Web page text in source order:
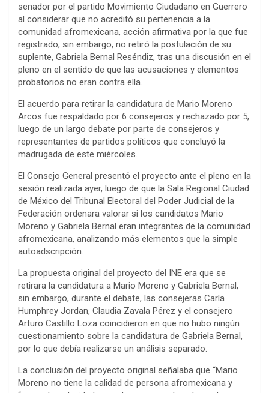
senador por el partido Movimiento Ciudadano en Guerrero
al considerar que no acreditó su pertenencia a la
comunidad afromexicana, acción afirmativa por la que fue
registrado; sin embargo, no retiró la postulación de su
suplente, Gabriela Bernal Reséndiz, tras una discusión en el
pleno en el sentido de que las acusaciones y elementos
probatorios no eran contra ella.
El acuerdo para retirar la candidatura de Mario Moreno
Arcos fue respaldado por 6 consejeros y rechazado por 5,
luego de un largo debate por parte de consejeros y
representantes de partidos políticos que concluyó la
madrugada de este miércoles.
El Consejo General presentó el proyecto ante el pleno en la
sesión realizada ayer, luego de que la Sala Regional Ciudad
de México del Tribunal Electoral del Poder Judicial de la
Federación ordenara valorar si los candidatos Mario
Moreno y Gabriela Bernal eran integrantes de la comunidad
afromexicana, analizando más elementos que la simple
autoadscripción.
La propuesta original del proyecto del INE era que se
retirara la candidatura a Mario Moreno y Gabriela Bernal,
sin embargo, durante el debate, las consejeras Carla
Humphrey Jordan, Claudia Zavala Pérez y el consejero
Arturo Castillo Loza coincidieron en que no hubo ningún
cuestionamiento sobre la candidatura de Gabriela Bernal,
por lo que debía realizarse un análisis separado.
La conclusión del proyecto original señalaba que “Mario
Moreno no tiene la calidad de persona afromexicana y